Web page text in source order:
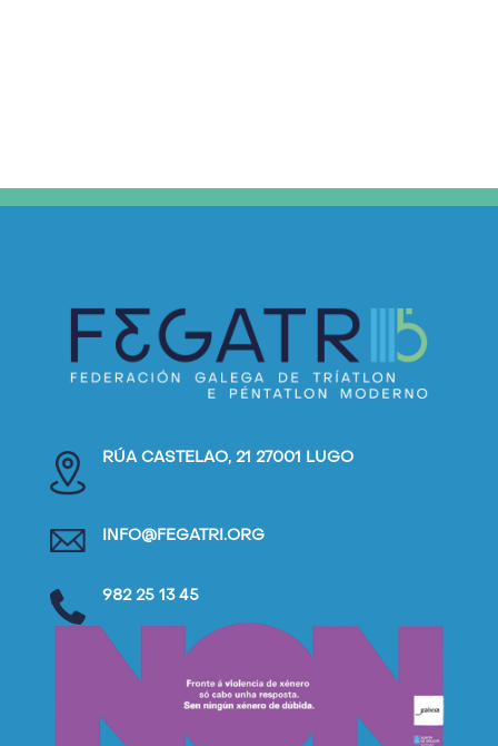
RÚA CASTELAO, 21 27001 LUGO
INFO@FEGATRI.ORG
982 25 13 45